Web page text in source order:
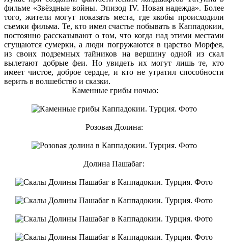
фильме «Звёздные войны. Эпизод IV. Новая надежда». Более
того, жители могут показать места, где якобы происходили
съемки фильма. Те, кто имел счастье побывать в Каппадокии,
постоянно рассказывают о том, что когда над этими местами
сгущаются сумерки, а люди погружаются в царство Морфея,
из своих подземных тайников на вершину одной из скал
вылетают добрые феи. Но увидеть их могут лишь те, кто
имеет чистое, доброе сердце, и кто не утратил способности
верить в волшебство и сказки.
Каменные грибы ночью:
Розовая Долина:
Долина Пашабаг: